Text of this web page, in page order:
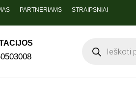
PARTNERIAMS STRAIPSNIAI